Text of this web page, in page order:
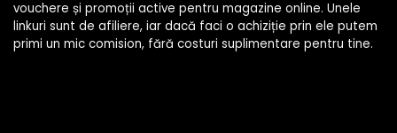
vouchere și promoții active pentru magazine online. Unele
linkuri sunt de afiliere, iar dacă faci o achiziție prin ele putem
primi un mic comision, fără costuri suplimentare pentru tine.